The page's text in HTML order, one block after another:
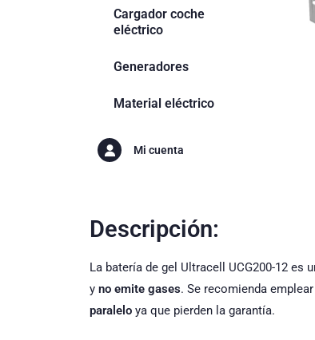
Cargador coche
eléctrico
Generadores
Material eléctrico
Mi cuenta
Descripción:
La batería de gel Ultracell UCG200-12 es
y no emite gases. Se recomienda
paralelo ya que pierden la garantía.